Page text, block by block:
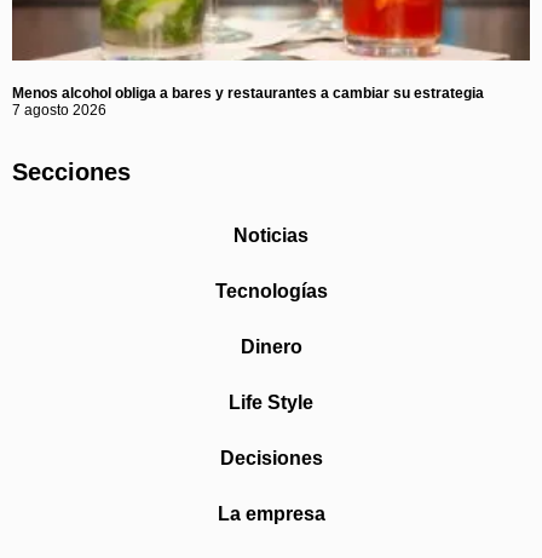
Menos alcohol obliga a bares y restaurantes a cambiar su estrategia
7 agosto 2026
Secciones
Noticias
Tecnologías
Dinero
Life Style
Decisiones
La empresa